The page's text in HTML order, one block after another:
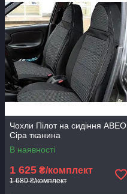
Чохли Пілот на сидіння АВЕО
Сіра тканина
В наявності
1 625 ₴/комплект
1 680 ₴/комплект